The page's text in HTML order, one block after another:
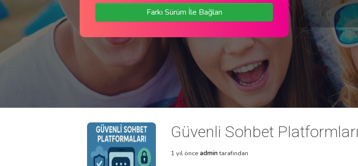
Farkı Sürüm İle Bağlan
Güvenli Sohbet Platformları
1 yıl önce admintarafından